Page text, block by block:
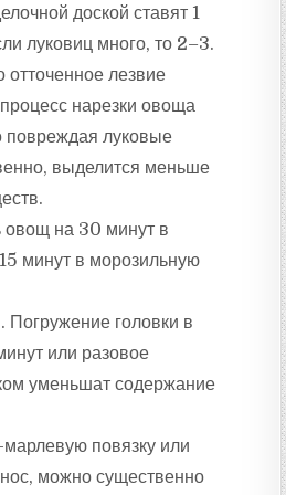
доской ставят 1
луковиц много, то 2–3.
лезвие
нарезки овоща
луковые
выделится меньше
овощ на 30 минут в
минут в морозильную
Погружение головки в
или разовое
уменьшат содержание
повязку или
можно существенно